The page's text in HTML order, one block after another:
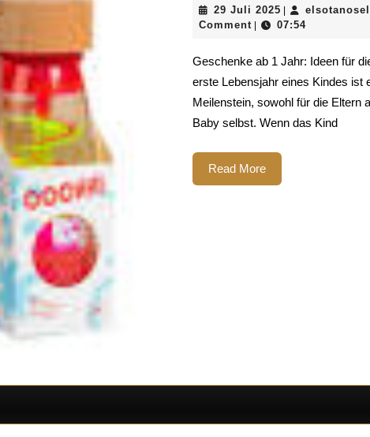
29 Juli 2025 29
Juli
Comment
07:54
Geschenke ab 1 Jahr: Ideen für
erste Lebensjahr eines Kindes ist
Meilenstein, sowohl für die Eltern
Baby selbst. Wenn das Kind
Read MoreRead
More